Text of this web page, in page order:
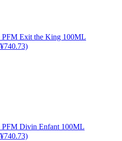
Exit the King 100ML
Divin Enfant 100ML